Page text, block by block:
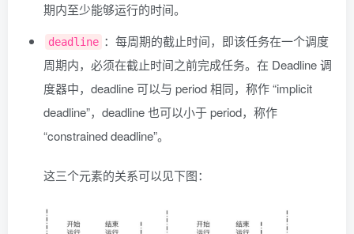
期内至少能够运行的时间。
deadline ：每周期的截止时间，即该任务在一个调度
周期内，必须在截止时间之前完成任务。在 Deadline 调
度器中，deadline 可以与 period 相同，称作 “implicit
deadline”，deadline 也可以小于 period，称作
“constrained deadline”。
这三个元素的关系可以见下图：